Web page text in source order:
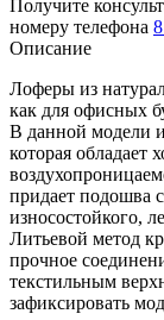
Получите
номеру телефона
Описание
Лоферы из
как для офисных
В данной модели
которая обладает
придает подошва
износостойкого,
Литьевой метод
прочное
текстильным
зафиксировать